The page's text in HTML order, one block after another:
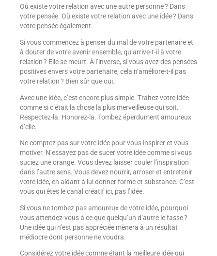
Où existe votre relation avec une autre personne ? Dans
votre pensée. Où existe votre relation avec une idée ? Dans
votre pensée également.
Si vous commencez à penser du mal de votre partenaire et
à douter de votre avenir ensemble, qu’arrive-t-il à votre
relation ? Elle se meurt. À l’inverse, si vous avez des pensées
positives envers votre partenaire, cela n’améliore-t-il pas
votre relation ? Bien sûr que oui.
Avec une idée, c’est encore plus simple. Traitez votre idée
comme si c’était la chose la plus merveilleuse qui soit.
Respectez-la. Honorez-la. Tombez éperdument amoureux
d’elle.
Ne comptez pas sur votre idée pour vous inspirer et vous
motiver. N’essayez pas de sucer votre idée comme si vous
suciez une orange. Vous devez laisser couler l’inspiration
dans l’autre sens. Vous devez nourrir, arroser et entretenir
votre idée, en aidant à lui donner forme et substance. C’est
vous qui êtes le canal créatif ici, pas l’idée.
Si vous ne tombez pas amoureux de votre idée, pourquoi
vous attendez-vous à ce que quelqu’un d’autre le fasse ?
Une idée qui n’est pas appréciée mènera à un résultat
médiocre dont personne ne voudra.
Considérez votre idée comme étant la meilleure idée qui